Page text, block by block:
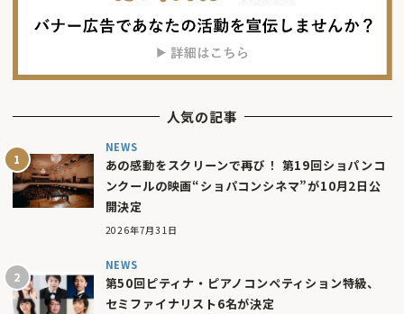
人気の記事
NEWS
あの感動をスクリーンで再び！ 第19回ショパンコ
ンクールの映画“ショパコンシネマ”が10月2日公
開決定
2026年7月31日
NEWS
第50回ピティナ・ピアノコンペティション特級、
セミファイナリスト6名が決定